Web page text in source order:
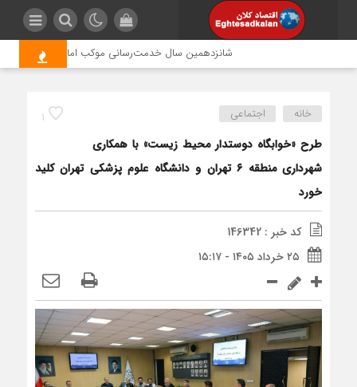
شانزدهمین سال خدمت‌رسانی موکب امام رضا (ع)
1 خانه اجتماعی
طرح «خوابگاه دوستدار محیط زیست» با همکاری
شهرداری منطقه ۶ تهران و دانشگاه علوم پزشکی تهران کلید
خورد
کد خبر : 146342
۲۵ خرداد ۱۴۰۵ - ۱۵:۱۷